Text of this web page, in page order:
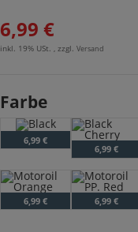
6,99 €
inkl. 19% USt. , zzgl. Versand
Farbe
Black
6,99 € Black Cherry
6,99 €
Motoroil Orange
6,99 € Motoroil PP.
6,99 €